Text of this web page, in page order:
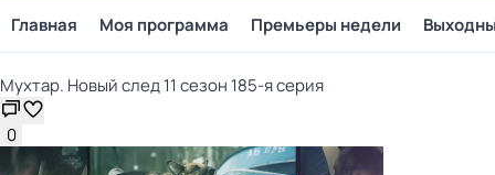
Главная Моя программа Премьеры недели
Мухтар. Новый след 11 сезон 185-я серия
0